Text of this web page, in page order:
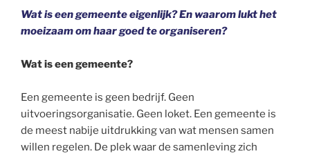
Wat is een gemeente eigenlijk? En waarom lukt het
moeizaamom haar goed te organiseren?
Wat is een gemeente?
Een gemeente is geen bedrijf. Geen
uitvoeringsorganisatie. Geen loket. Een gemeente is
de meest nabije uitdrukking van wat mensen samen
willen regelen. De plek waar de samenleving zich